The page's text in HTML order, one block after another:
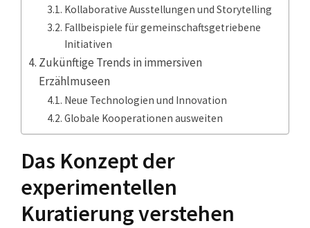
Kollaborative Ausstellungen und Storytelling
Fallbeispiele für gemeinschaftsgetriebene
Initiativen
Zukünftige Trends in immersiven
Erzählmuseen
Neue Technologien und Innovation
Globale Kooperationen ausweiten
Das Konzept der
experimentellen
Kuratierung verstehen